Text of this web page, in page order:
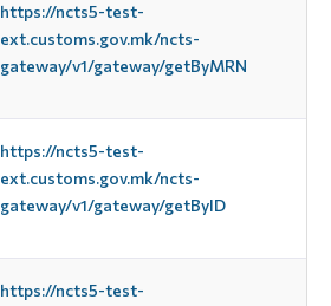
https://ncts5-test-
ext.customs.gov.mk/ncts-
gateway/v1/gateway/getByMRN
https://ncts5-test-
ext.customs.gov.mk/ncts-
gateway/v1/gateway/getByID
https://ncts5-test-